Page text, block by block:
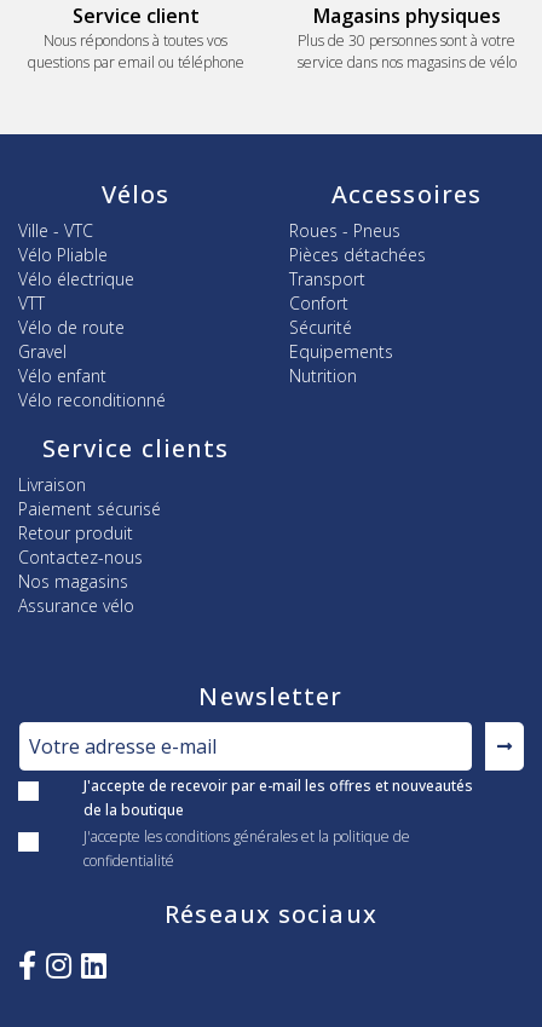
Service client
Nous répondons à toutes vos
questions par email ou téléphone
Magasins physiques
Plus de 30 personnes sont à votre
service dans nos magasins de vélo
Vélos
Ville - VTC
Vélo Pliable
Vélo électrique
VTT
Vélo de route
Gravel
Vélo enfant
Vélo reconditionné
Accessoires
Roues - Pneus
Pièces détachées
Transport
Confort
Sécurité
Equipements
Nutrition
Service clients
Livraison
Paiement sécurisé
Retour produit
Contactez-nous
Nos magasins
Assurance vélo
Newsletter
J'accepte de recevoir par e-mail les offres et nouveautés
de la boutique
J'accepte les conditions générales et la politique de
confidentialité
Réseaux sociaux